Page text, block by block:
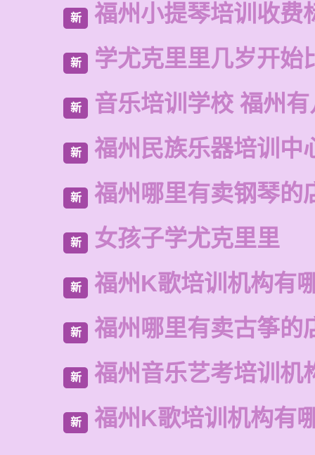
新 福州小提琴培训收费
新 学尤克里里几岁开始
新 音乐培训学校 福州
新 福州民族乐器培训中
新 福州哪里有卖钢琴的
新 女孩子学尤克里里
新 福州K歌培训机构有
新 福州哪里有卖古筝的
新 福州音乐艺考培训机
新 福州K歌培训机构有